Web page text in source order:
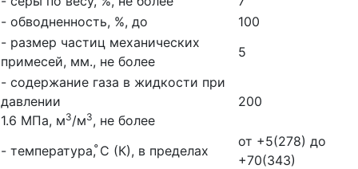
- обводненность, %, до
100
- размер частиц механических
примесей, мм., не более
5
- содержание газа в жидкости при
давлении
1.6 МПа, м3/м3, не более
200
- температура, ̊С (К), в пределах
от +5(278) до
+70(343)